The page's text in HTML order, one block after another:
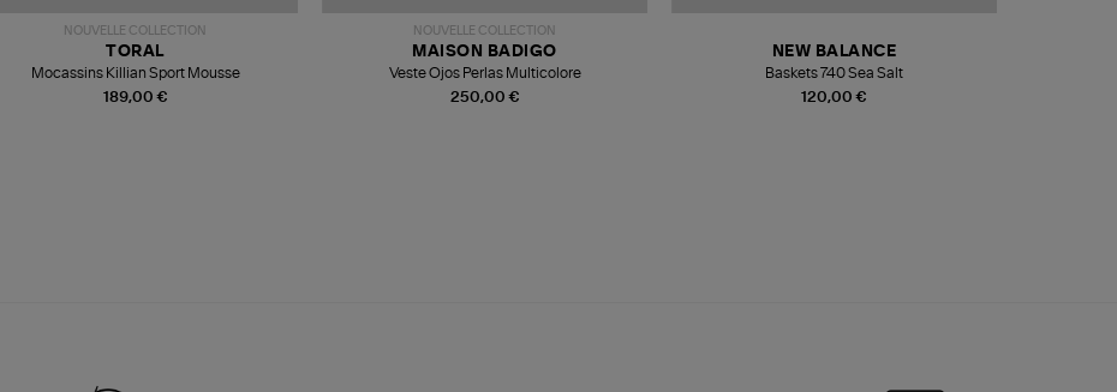
NOUVELLE COLLECTION
189,00 €
TORAL
Mocassins Killian Sport Mousse
NOUVELLE COLLECTION
250,00 €
MAISON BADIGO
Veste Ojos Perlas Multicolore
120,00 €
NEW BALANCE
Baskets 740 Sea Salt